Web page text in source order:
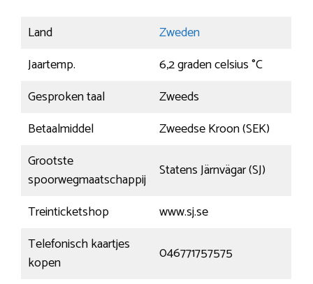
Land
Zweden
Jaartemp.
6,2 graden celsius °C
Gesproken taal
Zweeds
Betaalmiddel
Zweedse Kroon (SEK)
Grootste
spoorwegmaatschappij
Statens Järnvägar (SJ)
Treinticketshop
www.sj.se
Telefonisch kaartjes
kopen
046771757575